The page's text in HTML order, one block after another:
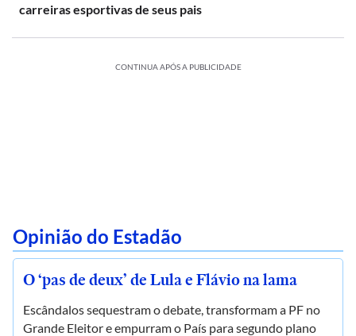
carreiras esportivas de seus pais
CONTINUA APÓS A PUBLICIDADE
Opinião do Estadão
O ‘pas de deux’ de Lula e Flávio na lama
Escândalos sequestram o debate, transformam a PF no
Grande Eleitor e empurram o País para segundo plano